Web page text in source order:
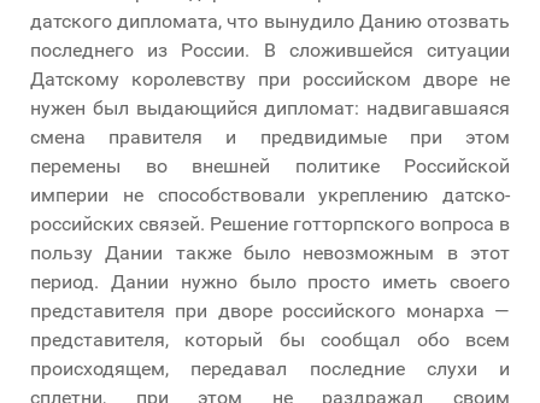
датского дипломата, что вынудило Данию отозвать
последнего из России. В сложившейся ситуации
Датскому королевству при российском дворе не
нужен был выдающийся дипломат: надвигавшаяся
смена правителя и предвидимые при этом
перемены во внешней политике Российской
империи не способствовали укреплению датско-
российских связей. Решение готторпского вопроса в
пользу Дании также было невозможным в этот
период. Дании нужно было просто иметь своего
представителя при дворе российского монарха —
представителя, который бы сообщал обо всем
происходящем, передавал последние слухи и
сплетни, при этом не раздражал своим